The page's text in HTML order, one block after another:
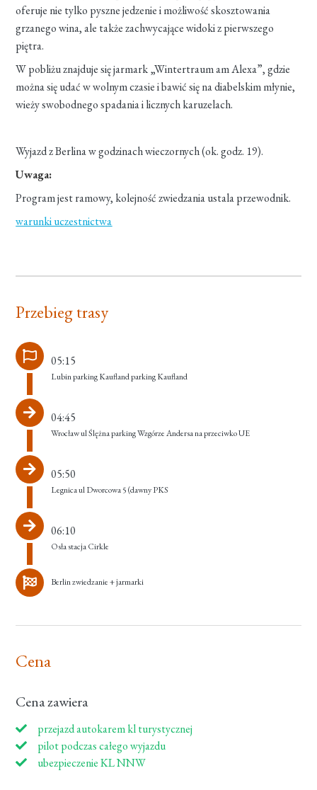
oferuje nie tylko pyszne jedzenie i możliwość skosztowania
grzanego wina, ale także zachwycające widoki z pierwszego
piętra.
W pobliżu znajduje się jarmark „Wintertraum am Alexa”, gdzie
można się udać w wolnym czasie i bawić się na diabelskim młynie,
wieży swobodnego spadania i licznych karuzelach.
Wyjazd z Berlina w godzinach wieczornych (ok. godz. 19).
Uwaga:
Program jest ramowy, kolejność zwiedzania ustala przewodnik.
warunki uczestnictwa
Przebieg trasy
05:15
Lubin parking Kaufland parking Kaufland
04:45
Wrocław ul Ślężna parking Wzgórze Andersa na przeciwko UE
05:50
Legnica ul Dworcowa 5 (dawny PKS
06:10
Osła stacja Cirkle
Berlin zwiedzanie + jarmarki
Cena
Cena zawiera
przejazd autokarem kl turystycznej
pilot podczas całego wyjazdu
ubezpieczenie KL NNW